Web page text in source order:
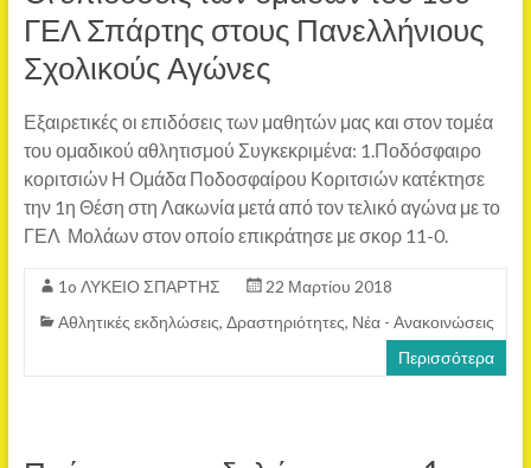
ΓΕΛ Σπάρτης στους Πανελλήνιους
Σχολικούς Αγώνες
Εξαιρετικές οι επιδόσεις των μαθητών μας και στον τομέα
του ομαδικού αθλητισμού Συγκεκριμένα: 1.Ποδόσφαιρο
κοριτσιών Η Ομάδα Ποδοσφαίρου Κοριτσιών κατέκτησε
την 1η Θέση στη Λακωνία μετά από τον τελικό αγώνα με το
ΓΕΛ Μολάων στον οποίο επικράτησε με σκορ 11-0.
1o ΛΥΚΕΙΟ ΣΠΑΡΤΗΣ
22 Μαρτίου 2018
Αθλητικές εκδηλώσεις, Δραστηριότητες, Νέα - Ανακοινώσεις
Περισσότερα